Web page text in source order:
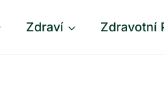
Zdraví Zdravotní